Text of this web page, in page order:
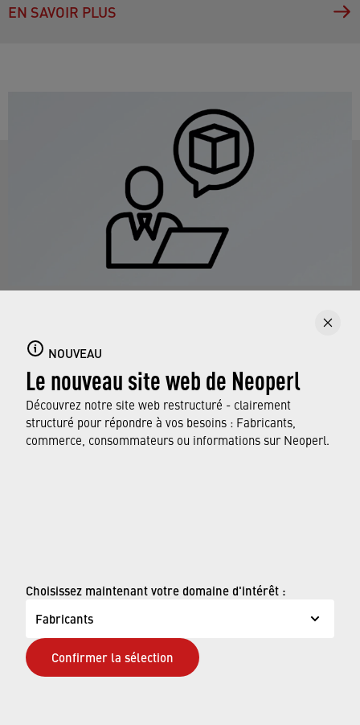
NOUVEAU
Le nouveau site web de Neoperl
Découvrez notre site web restructuré - clairement
structuré pour répondre à vos besoins : Fabricants,
commerce, consommateurs ou informations sur Neoperl.
Choisissez maintenant votre domaine d'intérêt :
Fabricants
Confirmer la sélection
EN SAVOIR PLUS
aérateurs ?
Nous vous conseillons volontiers sur nos produits et
si besoin est, développons des solutions sur mesure
pour vous. Vous pouvez nous joindre via le formulaire
de contact.
CECI POURRAIT AUSSI VOUS INTÉRESSER